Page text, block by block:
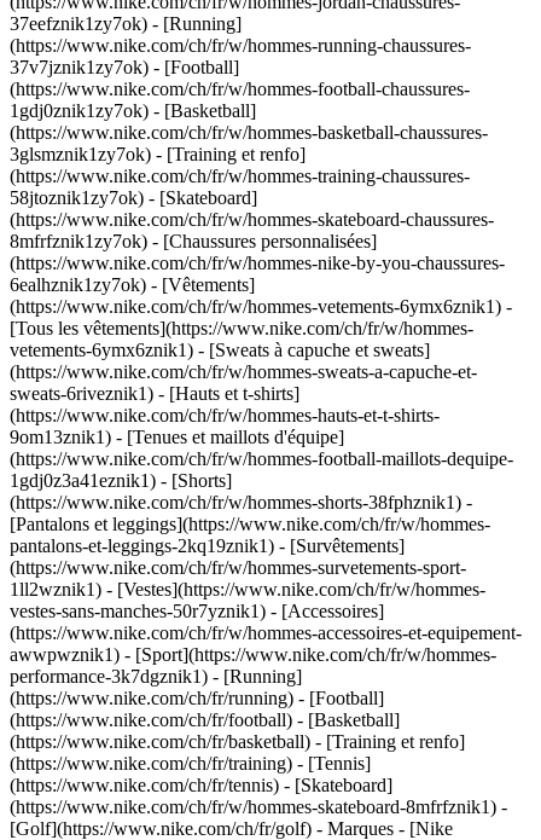
37eefznik1zy7ok) - [Running]
(https://www.nike.com/ch/fr/w/hommes-running-chaussures-
37v7jznik1zy7ok) - [Football]
(https://www.nike.com/ch/fr/w/hommes-football-chaussures-
1gdj0znik1zy7ok) - [Basketball]
(https://www.nike.com/ch/fr/w/hommes-basketball-chaussures-
3glsmznik1zy7ok) - [Training et renfo]
(https://www.nike.com/ch/fr/w/hommes-training-chaussures-
58jtoznik1zy7ok) - [Skateboard]
(https://www.nike.com/ch/fr/w/hommes-skateboard-chaussures-
8mfrfznik1zy7ok) - [Chaussures personnalisées]
(https://www.nike.com/ch/fr/w/hommes-nike-by-you-chaussures-
6ealhznik1zy7ok) - [Vêtements]
(https://www.nike.com/ch/fr/w/hommes-vetements-6ymx6znik1) -
[Tous les vêtements](https://www.nike.com/ch/fr/w/hommes-
vetements-6ymx6znik1) - [Sweats à capuche et sweats]
(https://www.nike.com/ch/fr/w/hommes-sweats-a-capuche-et-
sweats-6riveznik1) - [Hauts et t-shirts]
(https://www.nike.com/ch/fr/w/hommes-hauts-et-t-shirts-
9om13znik1) - [Tenues et maillots d'équipe]
(https://www.nike.com/ch/fr/w/hommes-football-maillots-dequipe-
1gdj0z3a41eznik1) - [Shorts]
(https://www.nike.com/ch/fr/w/hommes-shorts-38fphznik1) -
[Pantalons et leggings](https://www.nike.com/ch/fr/w/hommes-
pantalons-et-leggings-2kq19znik1) - [Survêtements]
(https://www.nike.com/ch/fr/w/hommes-survetements-sport-
1ll2wznik1) - [Vestes](https://www.nike.com/ch/fr/w/hommes-
vestes-sans-manches-50r7yznik1) - [Accessoires]
(https://www.nike.com/ch/fr/w/hommes-accessoires-et-equipement-
awwpwznik1) - [Sport](https://www.nike.com/ch/fr/w/hommes-
performance-3k7dgznik1) - [Running]
(https://www.nike.com/ch/fr/running) - [Football]
(https://www.nike.com/ch/fr/football) - [Basketball]
(https://www.nike.com/ch/fr/basketball) - [Training et renfo]
(https://www.nike.com/ch/fr/training) - [Tennis]
(https://www.nike.com/ch/fr/tennis) - [Skateboard]
(https://www.nike.com/ch/fr/w/hommes-skateboard-8mfrfznik1) -
[Golf](https://www.nike.com/ch/fr/golf) - Marques - [Nike